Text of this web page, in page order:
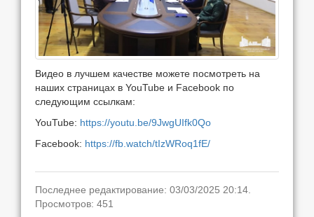
Видео в лучшем качестве можете посмотреть на
наших страницах в YouTube и Facebook по
следующим ссылкам:
YouTube: https://youtu.be/9JwgUIfk0Qo
Facebook: https://fb.watch/tIzWRoq1fE/
Последнее редактирование: 03/03/2025 20:14.
Просмотров: 451